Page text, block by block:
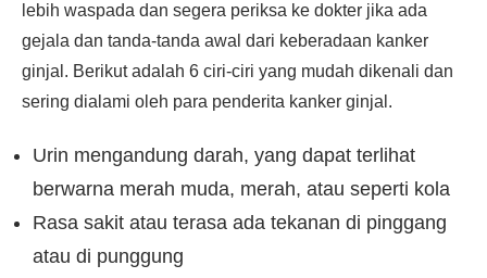
lebih waspada dan segera periksa ke dokter jika ada
gejala dan tanda-tanda awal dari keberadaan kanker
ginjal. Berikut adalah 6 ciri-ciri yang mudah dikenali dan
sering dialami oleh para penderita kanker ginjal.
Urin mengandung darah, yang dapat terlihat
berwarna merah muda, merah, atau seperti kola
Rasa sakit atau terasa ada tekanan di pinggang
atau di punggung